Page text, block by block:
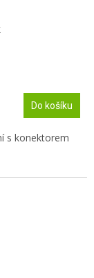
Do košíku
s konektorem